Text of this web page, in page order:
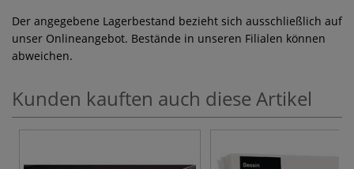
Der angegebene Lagerbestand bezieht sich ausschließlich auf
unser Onlineangebot. Bestände in unseren Filialen können
abweichen.
Kunden kauften auch diese Artikel